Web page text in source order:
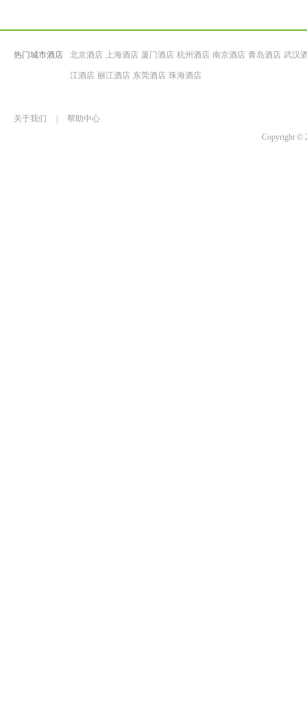
热门城市酒店 北京酒店 上海酒店 厦门酒店 杭州酒店 南京酒店 青岛酒店 武汉
江酒店 丽江酒店 东莞酒店 珠海酒店
关于我们
帮助中心
Copyright ©